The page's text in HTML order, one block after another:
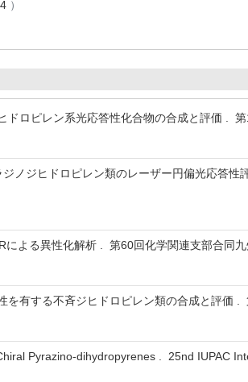
）
ドロピレン系光応答性化合物の合成と評価 .
ノジヒドロピレン類のレーザー円偏光応答
よる異性化解析 . 第60回化学関連支部合同
を有する不斉ジヒドロピレン類の合成と評価
Pyrazino-dihydropyrenes . 25nd IUPAC